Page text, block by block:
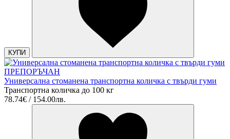
КУПИ
ПРЕПОРЪЧАН
Универсална стоманена транспортна количка с твърди гуми
Транспортна количка до 100 кг
78.74€ / 154.00лв.